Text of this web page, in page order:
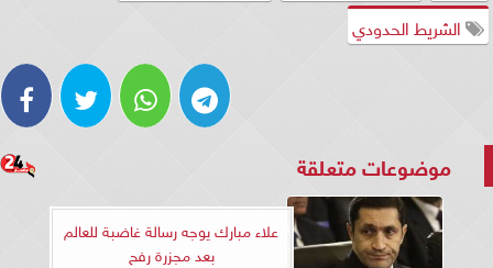
الشريط الحدودي
موضوعات متعلقة
علاء مبارك يوجه رسالة غاضبة للعالم
بعد مجزرة رفح